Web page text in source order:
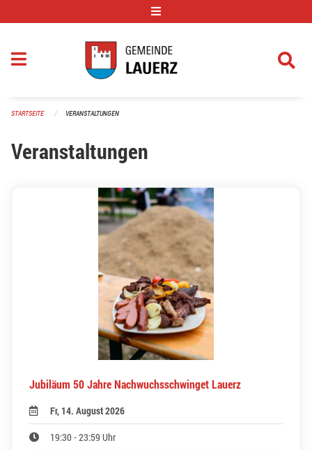
STARTSEITE VERANSTALTUNGEN
Veranstaltungen
Jubiläum 50 Jahre Nachwuchsschwinget Lauerz
Fr, 14. August 2026
19:30 - 23:59 Uhr